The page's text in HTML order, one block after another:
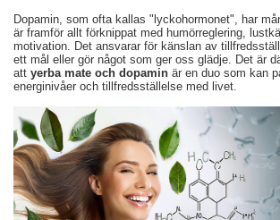
Dopamin, som ofta kallas "lyckohormonet", har
är framför allt förknippat med humörreglering,
motivation. Det ansvarar för känslan av
ett mål eller gör något som ger oss glädje. Det är
att yerba mate och dopamin är en duo som kan
energinivåer och tillfredsställelse med livet.